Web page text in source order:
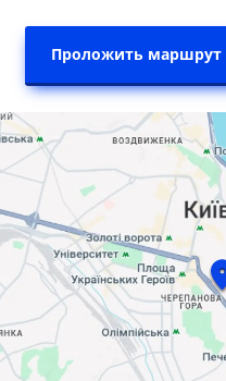
Проложить маршрут